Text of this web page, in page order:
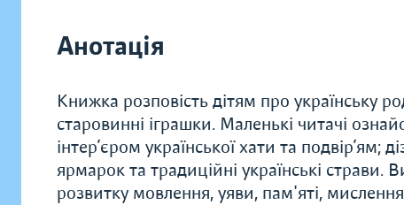
Анотація
Книжка розповість дітям про українську
старовинні іграшки. Маленькі читачі
інтер’єром української хати та подвір’ям;
ярмарок та традиційні українські
розвитку мовлення, уяви, пам'яті,